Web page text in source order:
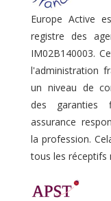
Europe Active
registre des
IM02B140003.
l'administration
un niveau de
des garanties
assurance
la profession.
tous les réceptifs